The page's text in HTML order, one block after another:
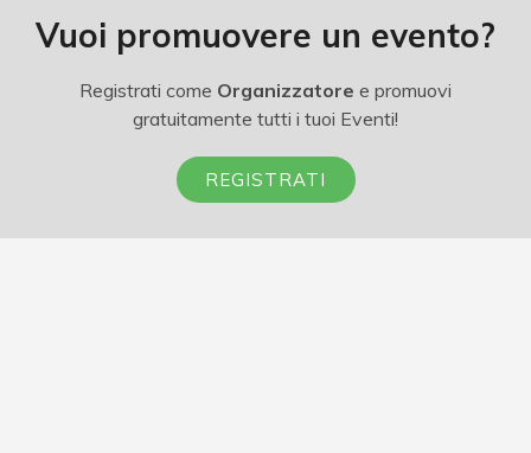
Vuoi promuovere un evento?
Registrati come Organizzatore e promuovi
gratuitamente tutti i tuoi Eventi!
REGISTRATI